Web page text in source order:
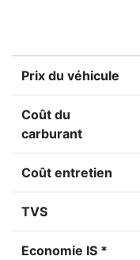
Prix du véhicule
Coût du
carburant
Coût entretien
TVS
Economie IS *